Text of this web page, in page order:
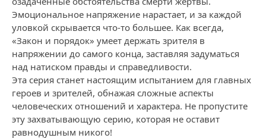
Эмоциональное напряжение нарастает, и за каждой
уловкой скрывается что-то большее. Как всегда,
«Закон и порядок» умеет держать зрителя в
напряжении до самого конца, заставляя задуматься
над натиском правды и справедливости.
Эта серия станет настоящим испытанием для главных
героев и зрителей, обнажая сложные аспекты
человеческих отношений и характера. Не пропустите
эту захватывающую серию, которая не оставит
равнодушным никого!